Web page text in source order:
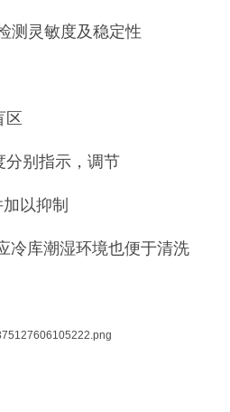
测灵敏度及稳定性
区
别指示，调节
以抑制
库潮湿环境也便于清洗